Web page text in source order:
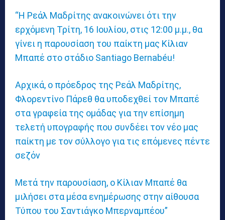
“Η Ρεάλ Μαδρίτης ανακοινώνει ότι την
ερχόμενη Τρίτη, 16 Ιουλίου, στις 12:00 μ.μ., θα
γίνει η παρουσίαση του παίκτη μας Κίλιαν
Μπαπέ στο στάδιο Santiago Bernabéu!
Αρχικά, ο πρόεδρος της Ρεάλ Μαδρίτης,
Φλορεντίνο Πάρεθ θα υποδεχθεί τον Μπαπέ
στα γραφεία της ομάδας για την επίσημη
τελετή υπογραφής που συνδέει τον νέο μας
παίκτη με τον σύλλογο για τις επόμενες πέντε
σεζόν
Μετά την παρουσίαση, ο Κίλιαν Μπαπέ θα
μιλήσει στα μέσα ενημέρωσης στην αίθουσα
Τύπου του Σαντιάγκο Μπερναμπέου”